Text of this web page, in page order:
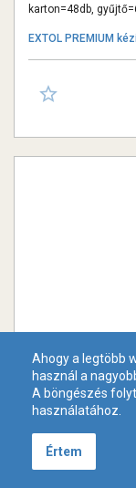
karton=48db,
EXTOL PREMIUM
Ahogy a legtöbb
használ a
A böngészés
használatához.
Értem